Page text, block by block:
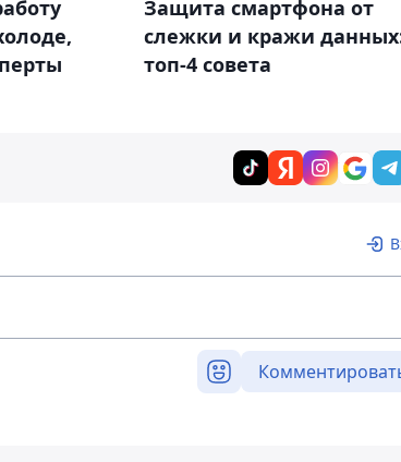
Защита смартфона от
слежки и кражи
топ-4 совета